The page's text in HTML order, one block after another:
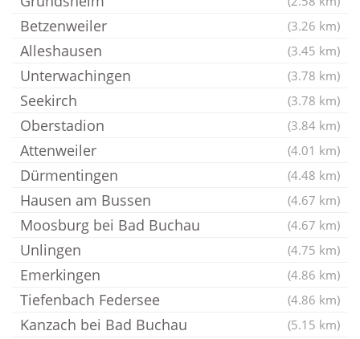
Betzenweiler (3.26 km)
Alleshausen (3.45 km)
Unterwachingen (3.78 km)
Seekirch (3.78 km)
Oberstadion (3.84 km)
Attenweiler (4.01 km)
Dürmentingen (4.48 km)
Hausen am Bussen (4.67 km)
Moosburg bei Bad Buchau (4.67 km)
Unlingen (4.75 km)
Emerkingen (4.86 km)
Tiefenbach Federsee (4.86 km)
Kanzach bei Bad Buchau (5.15 km)